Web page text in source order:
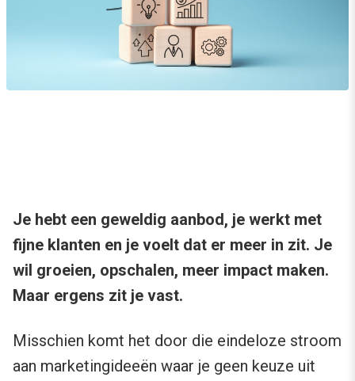
Je hebt een geweldig aanbod, je werkt met
fijne klanten en je voelt dat er meer in zit. Je
wil groeien, opschalen, meer impact maken.
Maar ergens zit je vast.
Misschien komt het door die eindeloze stroom
aan marketingideeën waar je geen keuze uit